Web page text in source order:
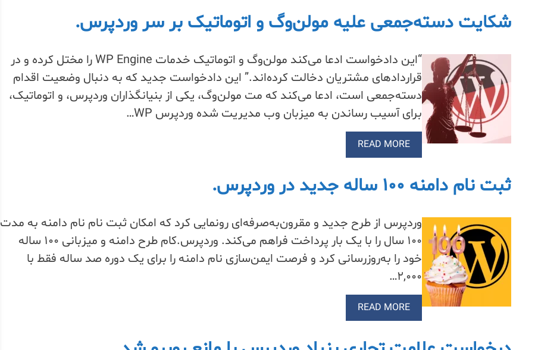
شکایت دسته‌جمعی علیه مولن‌وگ و اتوماتیک بر سر وردپرس.
“این دادخواست ادعا می‌کند مولن‌وگ و اتوماتیک خدمات WP Engine را مختل کرده و در
قراردادهای مشتریان دخالت کرده‌اند.” این دادخواست جدید که به دنبال وضعیت اقدام
دسته‌جمعی است، ادعا می‌کند که مت مولن‌وگ، یکی از بنیانگذاران وردپرس، و اتوماتیک،
برای آسیب رساندن به میزبان وب مدیریت شده وردپرس WP…
READ MORE
ثبت نام دامنه ۱۰۰ ساله جدید در وردپرس.
وردپرس از طرح جدید و مقرون‌به‌صرفه‌ای رونمایی کرد که امکان ثبت نام نام دامنه به مدت
۱۰۰ سال را با یک بار پرداخت فراهم می‌کند. وردپرس.کام طرح دامنه و میزبانی ۱۰۰ ساله
خود را به‌روزرسانی کرد و فرصت ایمن‌سازی نام دامنه را برای یک دوره صد ساله فقط با
۲,۰۰۰…
READ MORE